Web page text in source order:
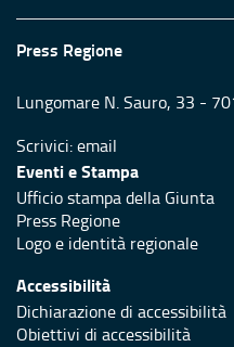
Press Regione
Lungomare N. Sauro, 33 -
Scrivici:email
Eventi e Stampa
Ufficio stampa della Giunta
Press Regione
Logo e identità regionale
Accessibilità
Dichiarazione di accessibilità
Obiettivi di accessibilità